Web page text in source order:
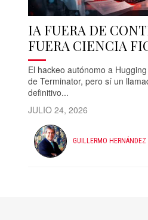
IA FUERA DE
FUERA CIENCIA
El hackeo autónomo a
de Terminator, pero sí un
definitivo...
JULIO 24, 2026
GUILLERMO HERNÁNDEZ